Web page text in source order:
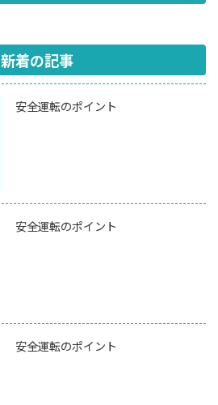
新着の記事
安全運転のポイント
安全運転のポイント
安全運転のポイント